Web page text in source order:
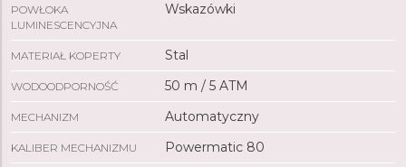
POWŁOKA
LUMINESCENCYJNA
Wskazówki
MATERIAŁ KOPERTY Stal
WODOODPORNOŚĆ 50 m / 5 ATM
MECHANIZM Automatyczny
KALIBER MECHANIZMU Powermatic 80